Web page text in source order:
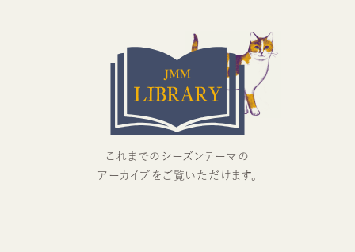
これまでのシーズンテーマの
アーカイブをご覧いただけます。